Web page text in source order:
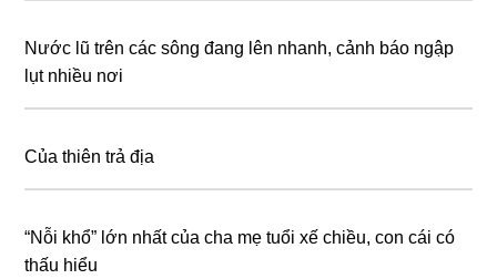
Nước lũ trên các sông đang lên nhanh, cảnh báo ngập
lụt nhiều nơi
Của thiên trả địa
“Nỗi khổ” lớn nhất của cha mẹ tuổi xế chiều, con cái có
thấu hiểu